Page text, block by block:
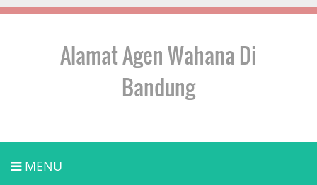
Alamat Agen Wahana Di
Bandung
MENU